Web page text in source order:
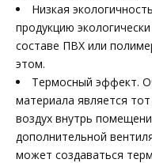
Низкая
продукцию
составе ПВХ или
этом.
Термосный эффект.
материала является
воздух внутрь
дополнительной
может создаваться